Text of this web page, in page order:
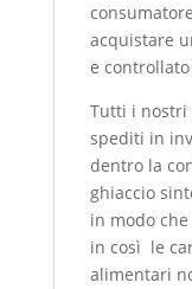
acquistare
e
Tutti i nostri
spediti in
dentro la
ghiaccio
in modo
in così le
alimentari